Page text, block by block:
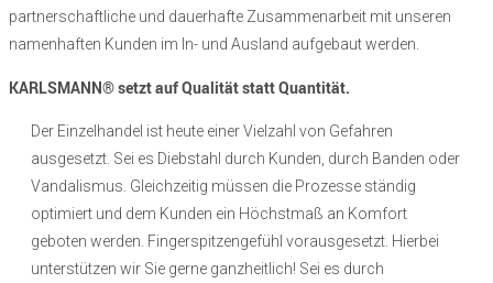
partnerschaftliche und dauerhafte Zusammenarbeit mit unseren
namenhaften Kunden im In- und Ausland aufgebaut werden.
KARLSMANN® setzt auf Qualität statt Quantität.
Der Einzelhandel ist heute einer Vielzahl von Gefahren
ausgesetzt. Sei es Diebstahl durch Kunden, durch Banden oder
Vandalismus. Gleichzeitig müssen die Prozesse ständig
optimiert und dem Kunden ein Höchstmaß an Komfort
geboten werden. Fingerspitzengefühl vorausgesetzt. Hierbei
unterstützen wir Sie gerne ganzheitlich! Sei es durch